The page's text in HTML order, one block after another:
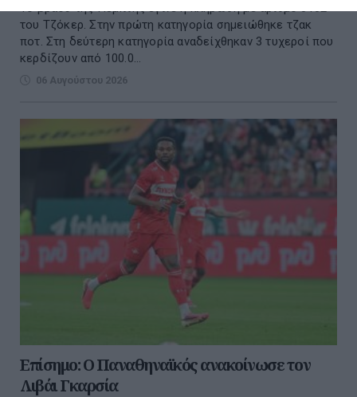
Το βράδυ της Πέμπτης έγινε η κλήρωση με αριθμό 3102
του Τζόκερ. Στην πρώτη κατηγορία σημειώθηκε τζακ
ποτ. Στη δεύτερη κατηγορία αναδείχθηκαν 3 τυχεροί που
κερδίζουν από 100.0...
06 Αυγούστου 2026
Επίσημο: Ο Παναθηναϊκός ανακοίνωσε τον
Λιβάι Γκαρσία